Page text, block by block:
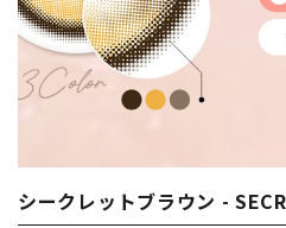
シークレットブラウン -